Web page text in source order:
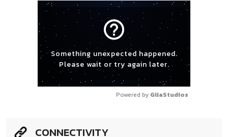
help_outline
Something unexpected happened.
Please wait or try again later.
Powered by GliaStudios
CONNECTIVITY